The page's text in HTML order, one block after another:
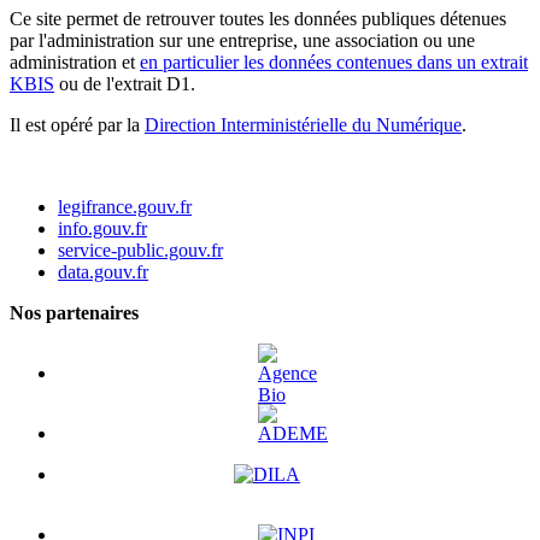
Ce site permet de retrouver toutes les données publiques détenues
par l'administration sur une entreprise, une association ou une
administration et en particulier les données contenues dans un extrait
KBIS ou de l'extrait D1.
Il est opéré par la Direction Interministérielle du Numérique.
legifrance.gouv.fr
info.gouv.fr
service-public.gouv.fr
data.gouv.fr
Nos partenaires